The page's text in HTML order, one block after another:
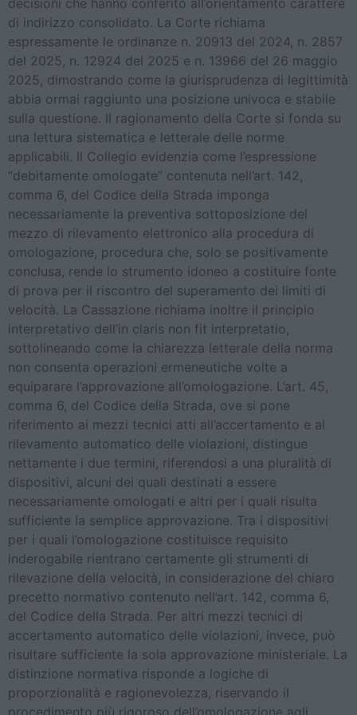
decisioni che hanno conferito all’orientamento carattere
di indirizzo consolidato. La Corte richiama
espressamente le ordinanze n. 20913 del 2024, n. 2857
del 2025, n. 12924 del 2025 e n. 13966 del 26 maggio
2025, dimostrando come la giurisprudenza di legittimità
abbia ormai raggiunto una posizione univoca e stabile
sulla questione. Il ragionamento della Corte si fonda su
una lettura sistematica e letterale delle norme
applicabili. Il Collegio evidenzia come l’espressione
“debitamente omologate” contenuta nell’art. 142,
comma 6, del Codice della Strada imponga
necessariamente la preventiva sottoposizione del
mezzo di rilevamento elettronico alla procedura di
omologazione, procedura che, solo se positivamente
conclusa, rende lo strumento idoneo a costituire fonte
di prova per il riscontro del superamento dei limiti di
velocità. La Cassazione richiama inoltre il principio
interpretativo dell’in claris non fit interpretatio,
sottolineando come la chiarezza letterale della norma
non consenta operazioni ermeneutiche volte a
equiparare l’approvazione all’omologazione. L’art. 45,
comma 6, del Codice della Strada, ove si pone
riferimento ai mezzi tecnici atti all’accertamento e al
rilevamento automatico delle violazioni, distingue
nettamente i due termini, riferendosi a una pluralità di
dispositivi, alcuni dei quali destinati a essere
necessariamente omologati e altri per i quali risulta
sufficiente la semplice approvazione. Tra i dispositivi
per i quali l’omologazione costituisce requisito
inderogabile rientrano certamente gli strumenti di
rilevazione della velocità, in considerazione del chiaro
precetto normativo contenuto nell’art. 142, comma 6,
del Codice della Strada. Per altri mezzi tecnici di
accertamento automatico delle violazioni, invece, può
risultare sufficiente la sola approvazione ministeriale. La
distinzione normativa risponde a logiche di
proporzionalità e ragionevolezza, riservando il
procedimento più rigoroso dell’omologazione agli